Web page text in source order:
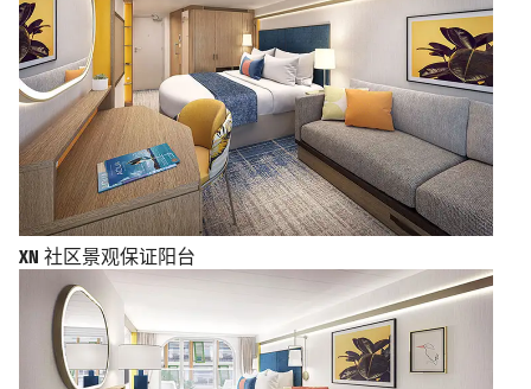
XN 社区景观保证阳台